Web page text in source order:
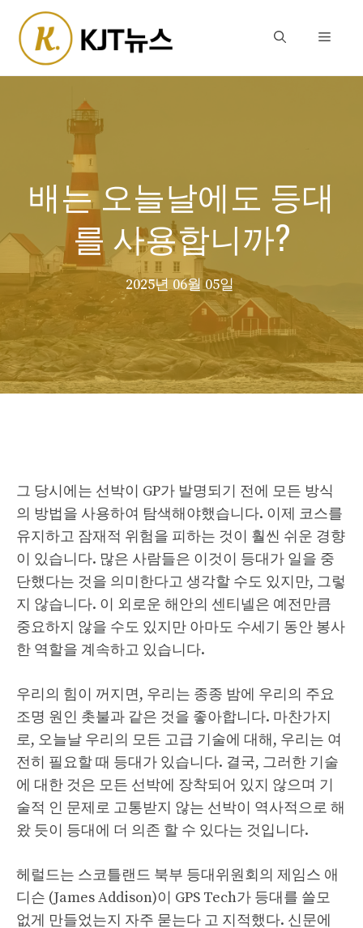
content
Menu
배는 오늘날에도 등대
를 사용합니까?
2025년 06월 05일
그 당시에는 선박이 GP가 발명되기 전에 모든 방식
의 방법을 사용하여 탐색해야했습니다. 이제 코스를
유지하고 잠재적 위험을 피하는 것이 훨씬 쉬운 경향
이 있습니다. 많은 사람들은 이것이 등대가 일을 중
단했다는 것을 의미한다고 생각할 수도 있지만, 그렇
지 않습니다. 이 외로운 해안의 센티넬은 예전만큼
중요하지 않을 수도 있지만 아마도 수세기 동안 봉사
한 역할을 계속하고 있습니다.
우리의 힘이 꺼지면, 우리는 종종 밤에 우리의 주요
조명 원인 촛불과 같은 것을 좋아합니다. 마찬가지
로, 오늘날 우리의 모든 고급 기술에 대해, 우리는 여
전히 필요할 때 등대가 있습니다. 결국, 그러한 기술
에 대한 것은 모든 선박에 장착되어 있지 않으며 기
술적 인 문제로 고통받지 않는 선박이 역사적으로 해
왔 듯이 등대에 더 의존 할 수 있다는 것입니다.
헤럴드는 스코틀랜드 북부 등대위원회의 제임스 애
디슨 (James Addison)이 GPS Tech가 등대를 쓸모
없게 만들었는지 자주 묻는다 고 지적했다. 신문에